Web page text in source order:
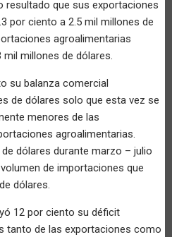
resultado que sus exportaciones
por ciento a 2.5 mil millones de
agroalimentarias
millones de dólares.
su balanza comercial
de dólares solo que esta vez se
menores de las
agroalimentarias.
dólares durante marzo – julio
de importaciones que
dólares.
12 por ciento su déficit
tanto de las exportaciones como